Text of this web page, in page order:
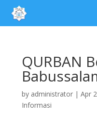
QURBAN
by administrator| Apr
Informasi